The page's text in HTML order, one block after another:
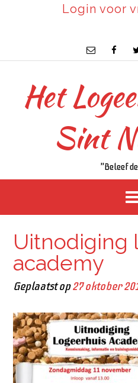
Login voor
Het
Sint
"Beleef
Uitnodiging
academy
Geplaatst op27 oktober